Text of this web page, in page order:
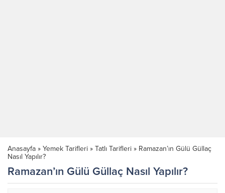
Anasayfa » Yemek Tarifleri » Tatlı Tarifleri » Ramazan’ın Gülü Güllaç
Nasıl Yapılır?
Ramazan’ın Gülü Güllaç Nasıl Yapılır?